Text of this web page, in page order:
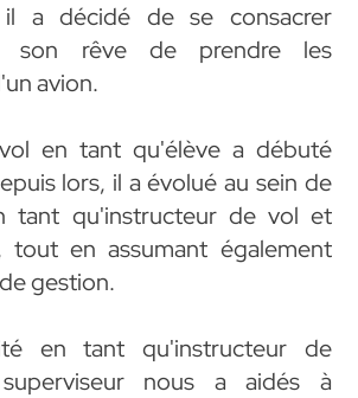
a décidé de se consacrer
son rêve de prendre les
avion.
en tant qu'élève a débuté
lors, il a évolué au sein de
tant qu'instructeur de vol et
tout en assumant également
gestion.
en tant qu'instructeur de
nous a aidés à